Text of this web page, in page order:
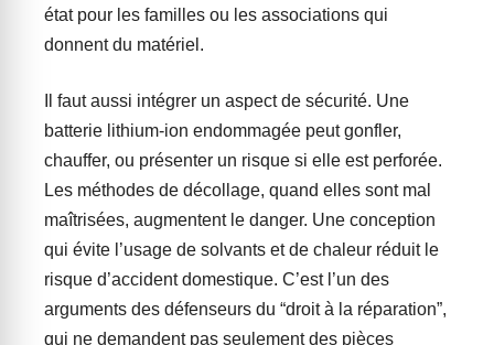
état pour les familles ou les associations qui
donnent du matériel.
Il faut aussi intégrer un aspect de sécurité. Une
batterie lithium-ion endommagée peut gonfler,
chauffer, ou présenter un risque si elle est perforée.
Les méthodes de décollage, quand elles sont mal
maîtrisées, augmentent le danger. Une conception
qui évite l’usage de solvants et de chaleur réduit le
risque d’accident domestique. C’est l’un des
arguments des défenseurs du “droit à la réparation”,
qui ne demandent pas seulement des pièces